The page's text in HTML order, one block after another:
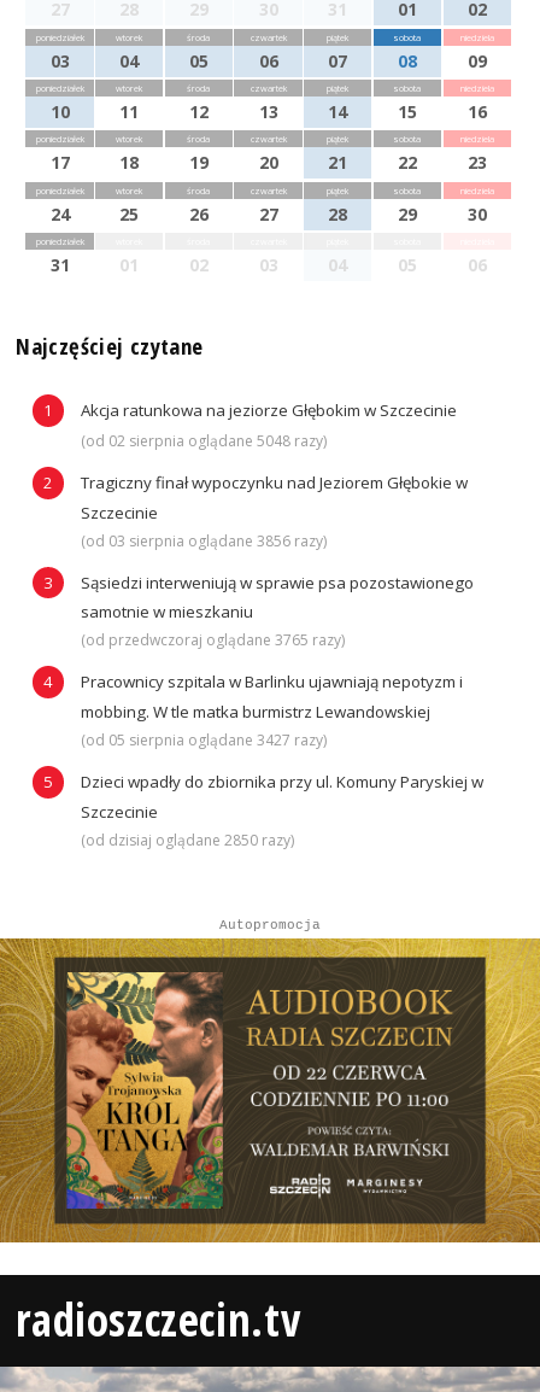
27 28 29 30 31 01 02
poniedziałek
03
wtorek
04
środa
05
czwartek
06
piątek
07
sobota
08
niedziela
09
poniedziałek
10
wtorek
11
środa
12
czwartek
13
piątek
14
sobota
15
niedziela
16
poniedziałek
17
wtorek
18
środa
19
czwartek
20
piątek
21
sobota
22
niedziela
23
poniedziałek
24
wtorek
25
środa
26
czwartek
27
piątek
28
sobota
29
niedziela
30
poniedziałek
31 01 02 03 04 05 06
Najczęściej czytane
Akcja ratunkowa na jeziorze Głębokim w Szczecinie
(od 02 sierpnia oglądane 5048 razy)
Tragiczny finał wypoczynku nad Jeziorem Głębokie w
Szczecinie
(od 03 sierpnia oglądane 3856 razy)
Sąsiedzi interweniują w sprawie psa pozostawionego
samotnie w mieszkaniu
(od przedwczoraj oglądane 3765 razy)
Pracownicy szpitala w Barlinku ujawniają nepotyzm i
mobbing. W tle matka burmistrz Lewandowskiej
(od 05 sierpnia oglądane 3427 razy)
Dzieci wpadły do zbiornika przy ul. Komuny Paryskiej w
Szczecinie
(od dzisiaj oglądane 2850 razy)
Autopromocja
radioszczecin.tv